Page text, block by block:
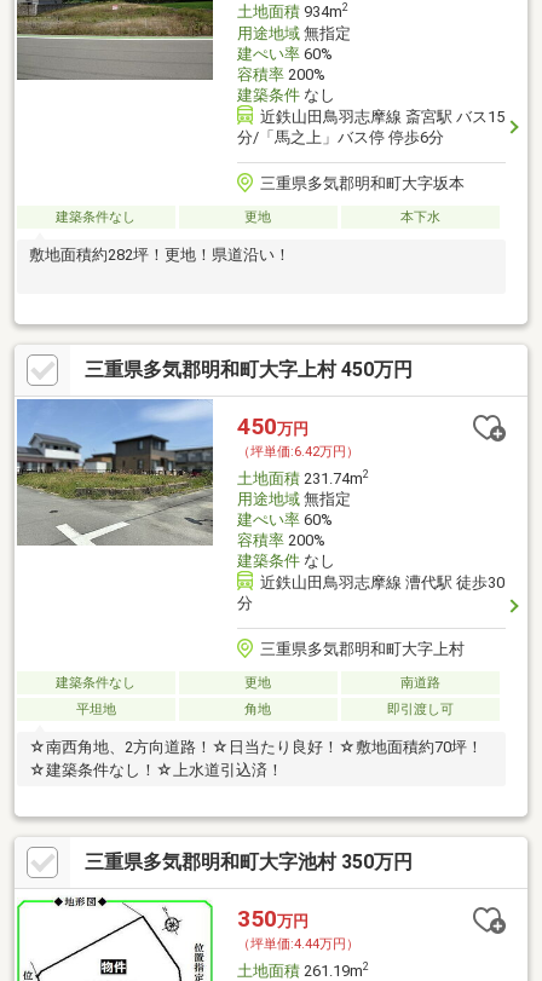
土地面積934m2
用途地域無指定
建ぺい率60%
容積率200%
建築条件なし
近鉄山田鳥羽志摩線 斎宮駅 バス15
分/「馬之上」バス停 停歩6分
三重県多気郡明和町大字坂本
建築条件なし 更地 本下水
敷地面積約282坪！更地！県道沿い！
三重県多気郡明和町大字上村 450万円
450万円
（坪単価:6.42万円）
土地面積231.74m2
用途地域無指定
建ぺい率60%
容積率200%
建築条件なし
近鉄山田鳥羽志摩線 漕代駅 徒歩30
分
三重県多気郡明和町大字上村
建築条件なし 更地
南道路
平坦地
角地 即引渡し可
☆南西角地、2方向道路！☆日当たり良好！☆敷地面積約70坪！
☆建築条件なし！☆上水道引込済！
三重県多気郡明和町大字池村 350万円
350万円
（坪単価:4.44万円）
土地面積261.19m2